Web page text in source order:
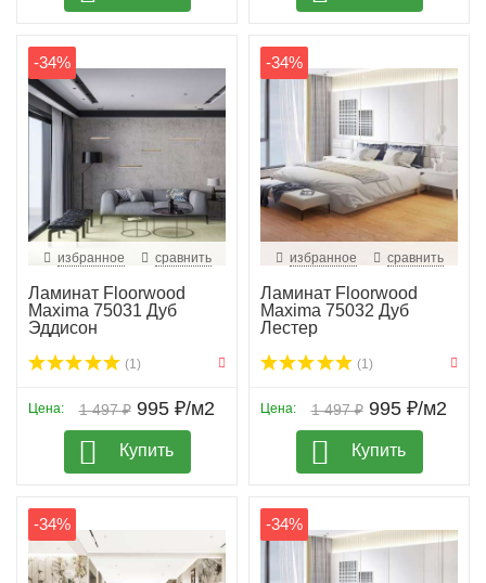
-34%
избранное сравнить
Ламинат Floorwood
Maxima 75031 Дуб
Эддисон
(1)
1 497 ₽
Цена: 995 ₽/м2
Купить
-34%
избранное сравнить
Ламинат Floorwood
Maxima 75032 Дуб
Лестер
(1)
1 497 ₽
Цена: 995 ₽/м2
Купить
-34% -34%